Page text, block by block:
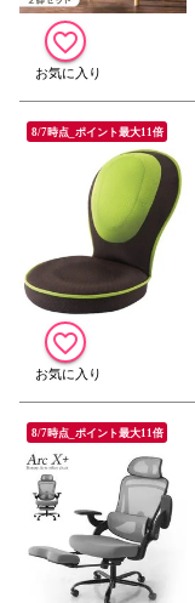
8/7時点_ポイント最大11倍
8/7時点_ポイント最大11倍